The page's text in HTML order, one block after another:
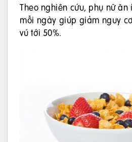
Theo nghiên cứu, phụ nữ
mỗi ngày giúp giảm nguy
vú tới 50%.